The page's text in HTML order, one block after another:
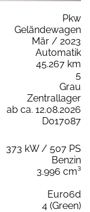
Pkw
Geländewagen
Mär / 2023
Automatik
45.267 km
5
Grau
Zentrallager
ab ca. 12.08.2026
D017087
373 kW / 507 PS
Benzin
3.996 cm³
Euro6d
4 (Green)